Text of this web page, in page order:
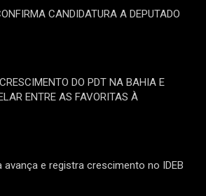
CANDIDATURA A DEPUTADO
DO PDT NA BAHIA E
ENTRE AS FAVORITAS À
avança e registra crescimento no IDEB